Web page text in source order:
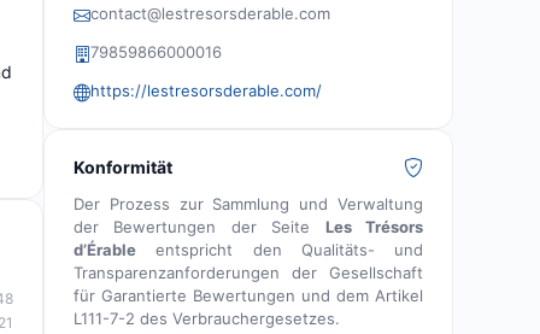
contact@lestresorsderable.com
79859866000016
https://lestresorsderable.com/
Konformität
Der Prozess zur Sammlung und Verwaltung
der Bewertungen der Seite Les Trésors
d’Érable entspricht den Qualitäts- und
Transparenzanforderungen der Gesellschaft
für Garantierte Bewertungen und dem Artikel
L111-7-2 des Verbrauchergesetzes.